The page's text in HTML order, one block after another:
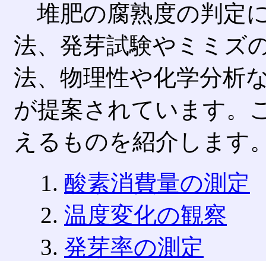
堆肥の腐熟度の判定
法、発芽試験やミミズ
法、物理性や化学分析
が提案されています。
えるものを紹介します
酸素消費量の測定
温度変化の観察
発芽率の測定